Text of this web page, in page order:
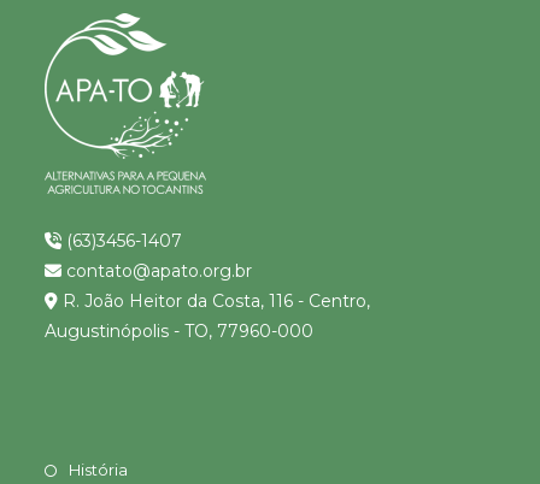
(63)3456-1407
contato@apato.org.br
R. João Heitor da Costa, 116 - Centro,
Augustinópolis - TO, 77960-000
História